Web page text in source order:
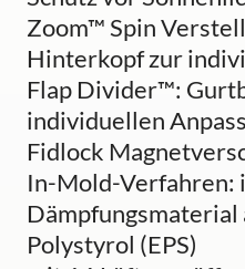
Zoom™ Spin
Hinterkopf zur
Flap Divider™:
individuellen
Fidlock
In-Mold-Verfahren:
Polystyrol (EPS)